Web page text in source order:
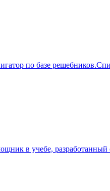
по базе
в учебе, разработанный